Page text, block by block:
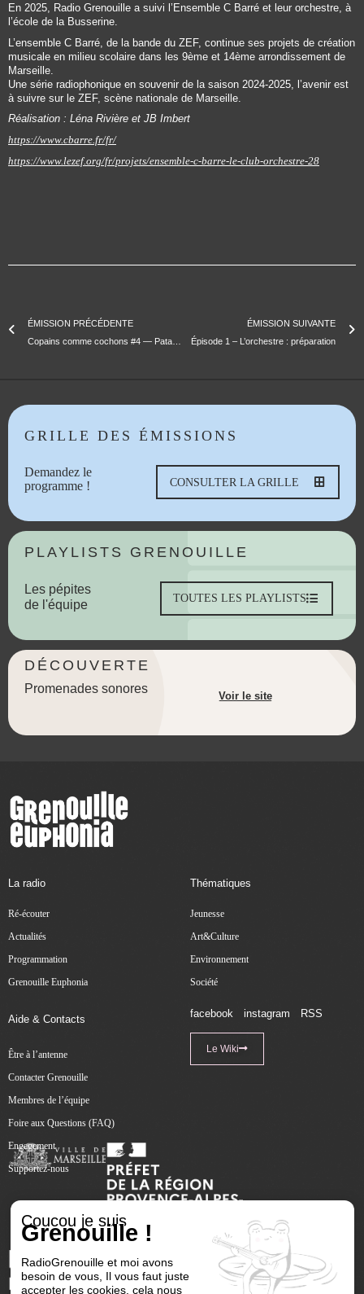
En 2025, Radio Grenouille a suivi l’Ensemble C Barré et leur orchestre, à
l’école de la Busserine.
L’ensemble C Barré, de la bande du ZEF, continue ses projets de création
musicale en milieu scolaire dans les 9ème et 14ème arrondissement de
Marseille.
Une série radiophonique en souvenir de la saison 2024-2025, l’avenir est
à suivre sur le ZEF, scène nationale de Marseille.
Réalisation : Léna Rivière et JB Imbert
https://www.cbarre.fr/fr/
https://www.lezef.org/fr/projets/ensemble-c-barre-le-club-orchestre-28
ÉMISSION PRÉCÉDENTE
ÉMISSION SUIVANTE
Épisode 1 – L’orchestre : préparation
GRILLE DES ÉMISSIONS
Demandez le
programme !
CONSULTER LA GRILLE
PLAYLISTS GRENOUILLE
Les pépites
de l'équipe
TOUTES LES PLAYLISTS
DÉCOUVERTE
Promenades sonores
Voir le site
La radio
Ré-écouter
Actualités
Programmation
Grenouille Euphonia
Thématiques
Jeunesse
Art&Culture
Environnement
Société
Aide & Contacts
Être à l’antenne
Contacter Grenouille
Membres de l’équipe
Foire aux Questions (FAQ)
Engagement
Supportez-nous
facebook instagram RSS
Le Wiki
Coucou je suis
Grenouille !
RadioGrenouille et moi avons
besoin de vous, Il vous faut juste
accepter les cookies, cela nous